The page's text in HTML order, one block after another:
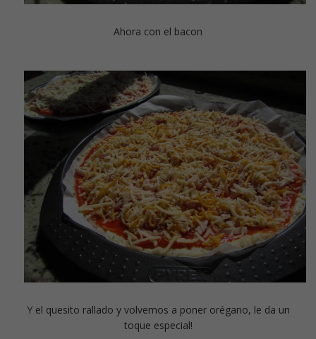
Ahora con el bacon
Y el quesito rallado y volvemos a poner orégano, le da un
toque especial!